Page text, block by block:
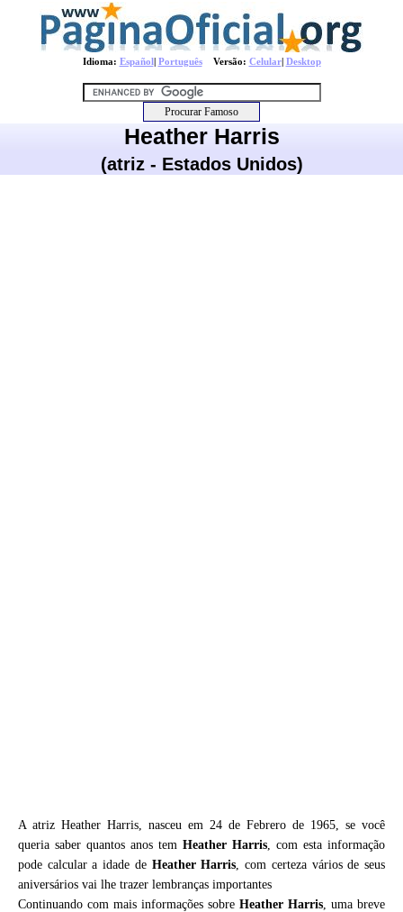
Idioma: Español| PortuguêsVersão: Celular| Desktop
Heather Harris
(atriz - Estados Unidos)
A atriz Heather Harris, nasceu em 24 de Febrero de 1965, se você
queria saber quantos anos tem Heather Harris, com esta informação
pode calcular a idade de Heather Harris, com certeza vários de seus
aniversários vai lhe trazer lembranças importantes
Continuando com mais informações sobre Heather Harris, uma breve